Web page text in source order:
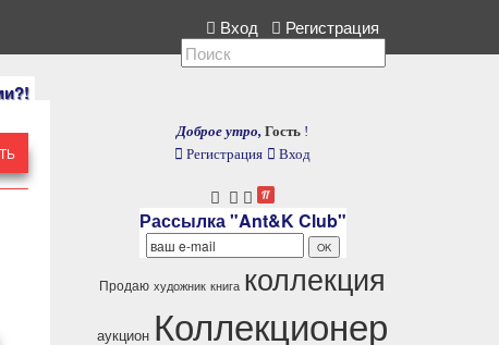
расскажите нам. Вход Регистрация
Доброе утро, Гость !
Регистрация
Вход
Рассылка "Ant&K Club"
Продаю художник книга коллекция
аукцион Коллекционер